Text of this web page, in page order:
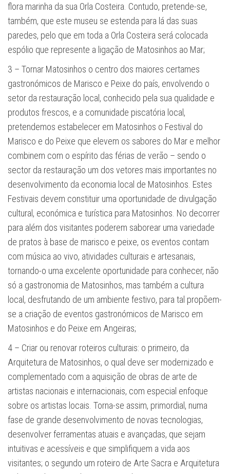
flora marinha da sua Orla Costeira. Contudo, preten­de-se,
também, que este museu se estenda para lá das suas
paredes, pelo que em toda a Orla Costeira será colocada
espólio que represente a ligação de Matosinhos ao Mar;
3 – Tornar Matosinhos o centro dos maiores certames
gastronómicos de Marisco e Peixe do país, envolvendo o
setor da restauração local, conhecido pela sua qualidade e
produtos frescos, e a comunidade piscatória local,
pretendemos estabelecer em Matosinhos o Festival do
Marisco e do Peixe que elevem os sabores do Mar e melhor
combinem com o espírito das férias de verão – sendo o
sector da restauração um dos vetores mais importantes no
desenvolvimento da economia local de Matosinhos. Estes
Festivais devem constituir uma oportunidade de divulgação
cultural, económica e turística para Matosinhos. No decorrer
para além dos visitantes poderem saborear uma variedade
de pratos à base de marisco e peixe, os eventos contam
com música ao vivo, atividades culturais e artesanais,
tornando-o uma excelente oportunidade para conhecer, não
só a gastronomia de Matosinhos, mas também a cultura
local, desfrutando de um ambiente festivo, para tal propõem-
se a criação de eventos gastronómicos de Marisco em
Matosinhos e do Peixe em Angeiras;
4 – Criar ou renovar roteiros culturais: o primeiro, da
Arquitetura de Matosinhos, o qual deve ser modernizado e
comple­mentado com a aquisição de obras de arte de
artistas nacionais e internacionais, com especial enfoque
sobre os artistas locais. Torna-se assim, primordial, numa
fase de grande desenvolvimento de novas tecnologias,
desenvolver ferramentas atuais e avançadas, que sejam
intuitivas e acessíveis e que simplifiquem a vida aos
visitantes; o segundo um roteiro de Arte Sacra e Arquitetura